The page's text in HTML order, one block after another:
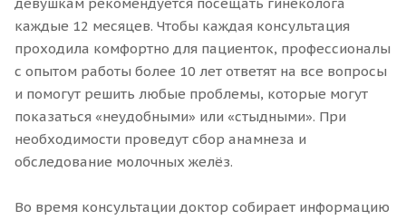
девушкам рекомендуется посещать гинеколога
каждые 12 месяцев. Чтобы каждая консультация
проходила комфортно для пациенток, профессионалы
с опытом работы более 10 лет ответят на все вопросы
и помогут решить любые проблемы, которые могут
показаться «неудобными» или «стыдными». При
необходимости проведут сбор анамнеза и
обследование молочных желёз.
Во время консультации доктор собирает информацию